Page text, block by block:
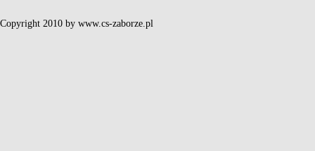
Copyright 2010 by www.cs-zaborze.pl